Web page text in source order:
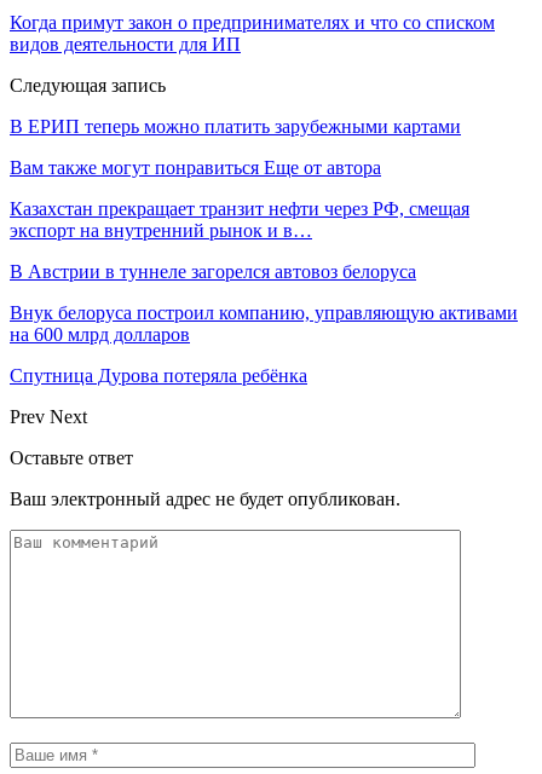
Когда примут закон о предпринимателях и что со списком
видов деятельности для ИП
Следующая запись
В ЕРИП теперь можно платить зарубежными картами
Вам также могут понравиться Еще от автора
Казахстан прекращает транзит нефти через РФ, смещая
экспорт на внутренний рынок и в…
В Австрии в туннеле загорелся автовоз белоруса
Внук белоруса построил компанию, управляющую активами
на 600 млрд долларов
Спутница Дурова потеряла ребёнка
Prev Next
Оставьте ответ
Ваш электронный адрес не будет опубликован.